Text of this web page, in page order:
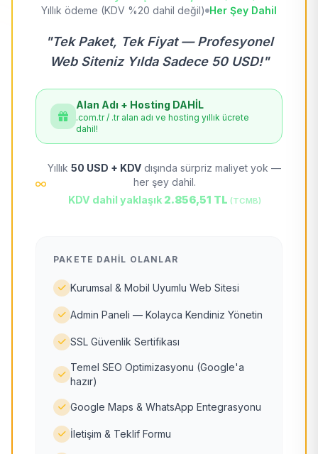
Yıllık ödeme (KDV %20 dahil değil) Her Şey Dahil
"Tek Paket, Tek Fiyat — Profesyonel
Web Siteniz Yılda Sadece 50 USD!"
Alan Adı + Hosting DAHİL
.com.tr / .tr alan adı ve hosting yıllık ücrete
dahil!
Yıllık 50 USD + KDV dışında sürpriz maliyet yok —
her şey dahil.
KDV dahil yaklaşık 2.856,51 TL (TCMB)
PAKETE DAHIL OLANLAR
Kurumsal & Mobil Uyumlu Web Sitesi
Admin Paneli — Kolayca Kendiniz Yönetin
SSL Güvenlik Sertifikası
Temel SEO Optimizasyonu (Google'a
hazır)
Google Maps & WhatsApp Entegrasyonu
İletişim & Teklif Formu